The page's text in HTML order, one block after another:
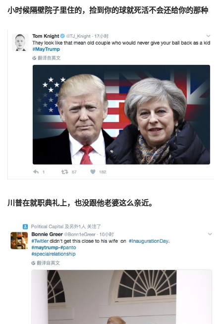
小时候隔壁院子里住的，捡到你的球就死活不会还给你的那种
川普在就职典礼上，也没跟他老婆这么亲近。